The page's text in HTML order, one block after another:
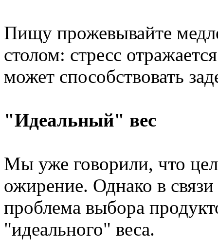
Пищу прожевывайте
столом: стресс
может способствовать
"Идеальный" вес
Мы уже говорили, что
ожирение. Однако в
проблема выбора
"идеального" веса.